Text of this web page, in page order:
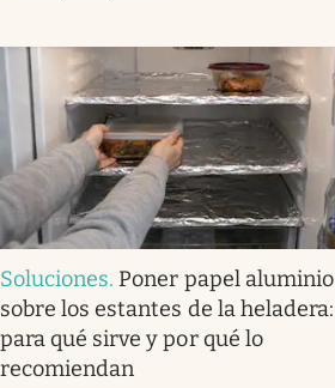
Soluciones. Poner papel aluminio
sobre los estantes de la heladera:
para qué sirve y por qué lo
recomiendan